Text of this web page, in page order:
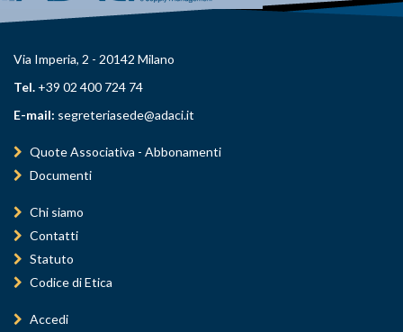
Via Imperia, 2 - 20142 Milano
Tel. +39 02 400 724 74
E-mail: segreteriasede@adaci.it
Quote Associativa - Abbonamenti
Documenti
Chi siamo
Contatti
Statuto
Codice di Etica
Accedi